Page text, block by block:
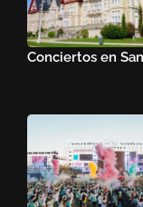
Conciertos en